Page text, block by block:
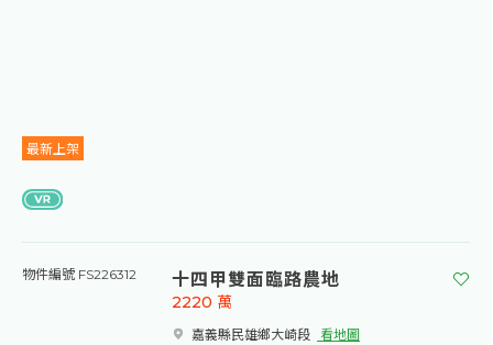
最新上架
物件編號 FS226312 十四甲雙面臨路農地
嘉義縣民雄鄉大崎段​ 看地圖
2220 萬